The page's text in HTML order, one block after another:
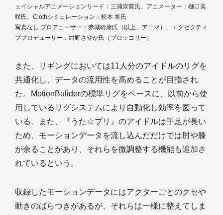
ェイシャルアニメーションリード：三浦崇寛氏、アニメーター：樋口美
咲氏、Clothシミュレーション：松本 将氏
写真なし プロデューサー：赤城晴康氏（以上、アニマ）、エグゼクティ
ブプロデューサー：紺野さやか氏（ブロッコリー）
また、リギングにおいては11人分のアイドルのリグを
共通化し、データの流用性を高めることが目指され
た。MotionBuliderの標準リグをベースに、以前から使
用しているリグシステムにより自動化し効率を図って
いる。また、『うた☆プリ』のアイドルは手足が長い
ため、モーションデータを流し込んだだけでは肘や膝
が余ることがあり、それらを微調整する機能も追加さ
れているという。
収録したモーションデータにはアクターごとのクセや
動きのばらつきがあるが、それらは一様に整えてしま